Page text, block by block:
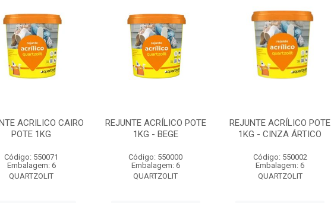
ACRILICO CAIRO
POTE 1KG
Código: 550071
Embalagem: 6
QUARTZOLIT
REJUNTE ACRÍLICO POTE
1KG - BEGE
Código: 550000
Embalagem: 6
QUARTZOLIT
REJUNTE ACRÍLICO POTE
1KG - CINZA ÁRTICO
Código: 550002
Embalagem: 6
QUARTZOLIT